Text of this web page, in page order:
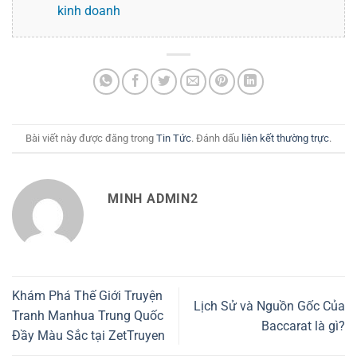
kinh doanh
Bài viết này được đăng trong Tin Tức. Đánh dấu liên kết thường trực.
MINH ADMIN2
Khám Phá Thế Giới Truyện
Tranh Manhua Trung Quốc
Đầy Màu Sắc tại ZetTruyen
Lịch Sử và Nguồn Gốc Của
Baccarat là gì?